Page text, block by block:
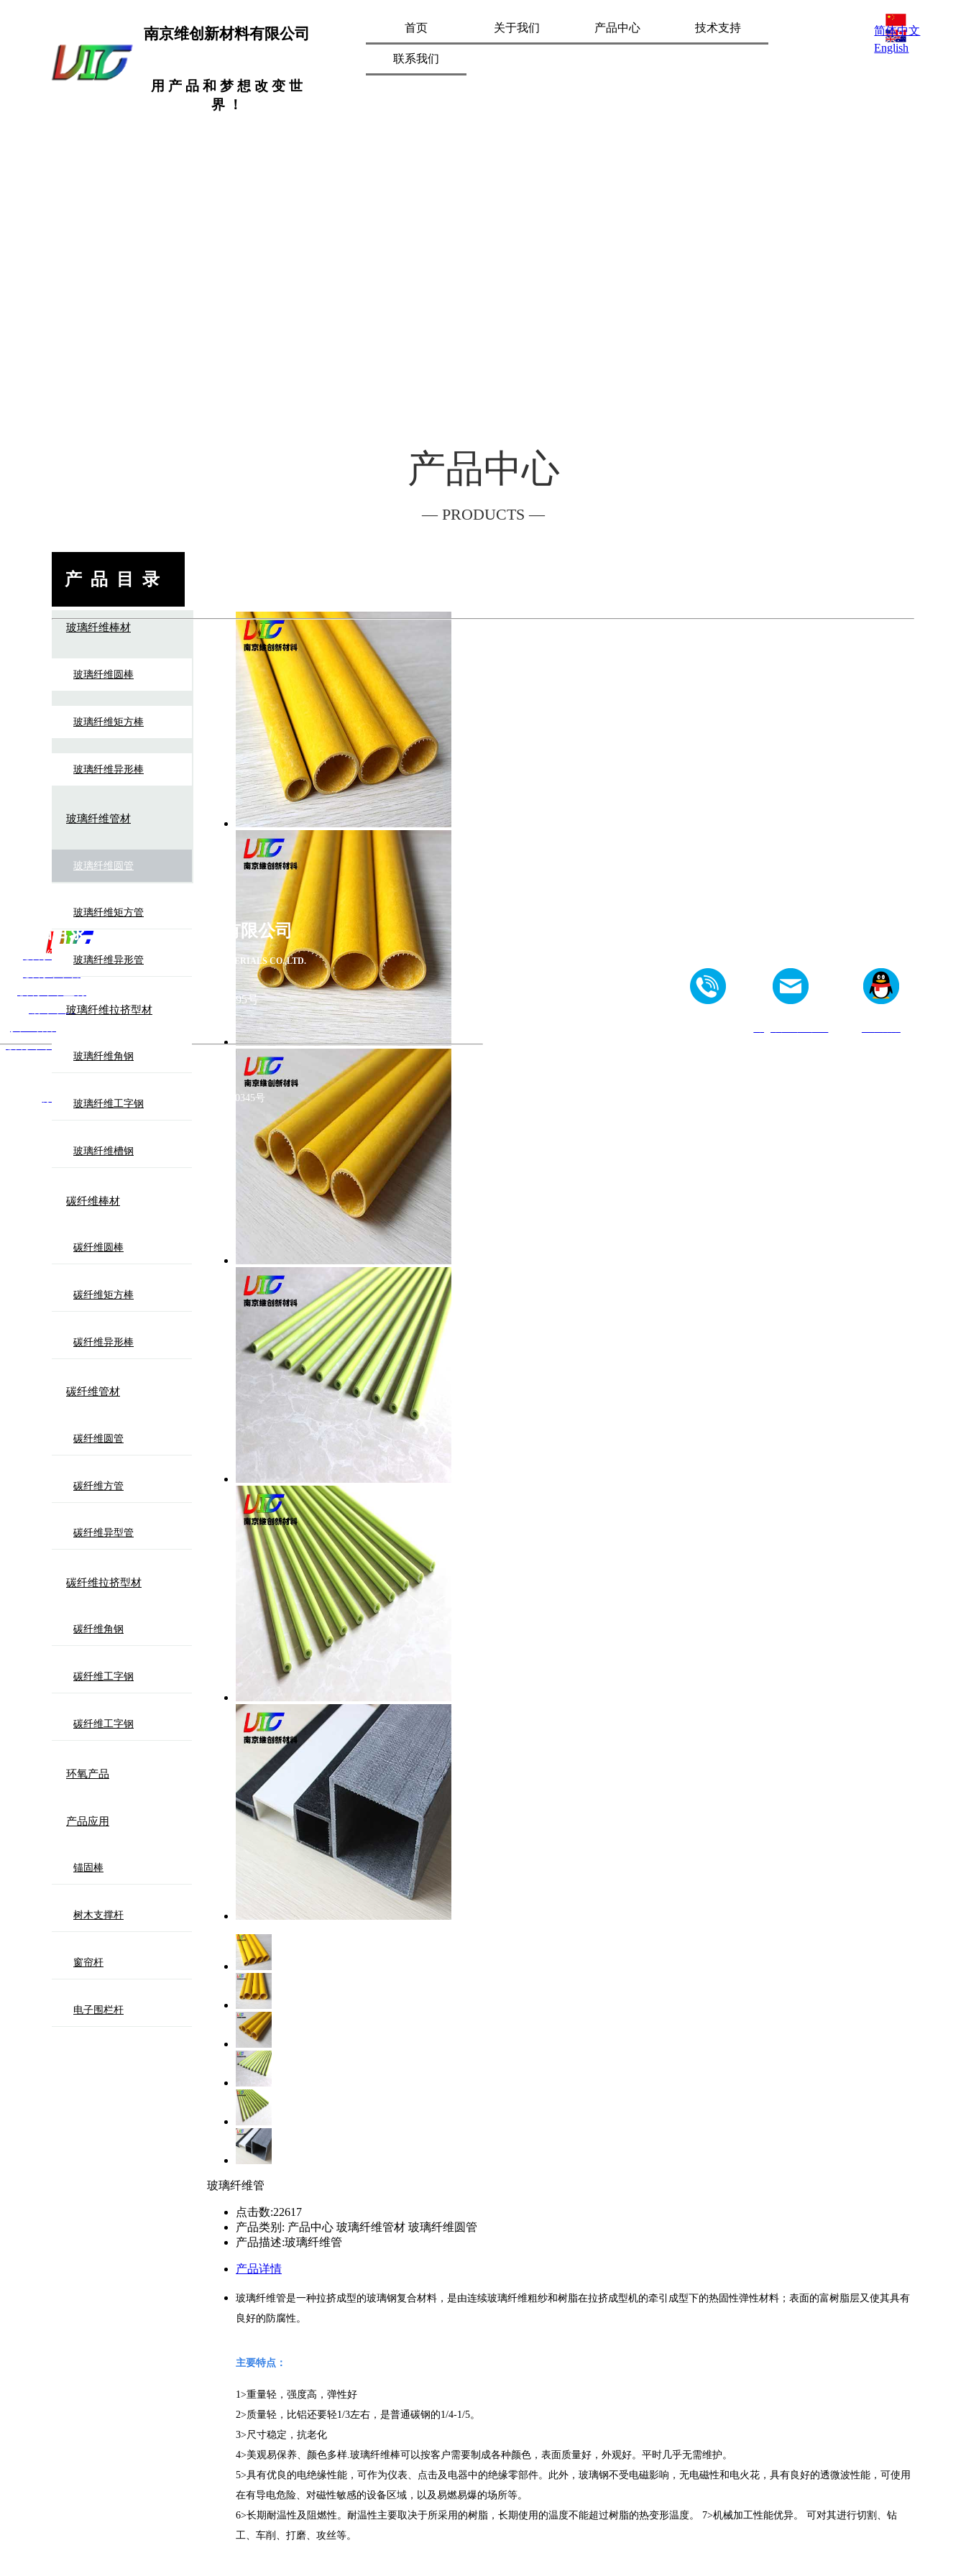
首页 关于我们 产品中心 技术支持
联系我们
南京维创新材料有限公司
用 产 品 和 梦想 改 变 世
界
！
简体中文
English
玻璃纤维棒材
玻璃纤维圆棒
玻璃纤维矩方棒
玻璃纤维异形棒
玻璃纤维管材
玻璃纤维圆管
玻璃纤维矩方管
玻璃纤维异形管
玻璃纤维拉挤型材
玻璃纤维角钢
玻璃纤维工字钢
玻璃纤维槽钢
碳纤维棒材
碳纤维圆棒
碳纤维矩方棒
碳纤维异形棒
碳纤维管材
碳纤维圆管
碳纤维方管
碳纤维异型管
碳纤维拉挤型材
碳纤维角钢
碳纤维工字钢
碳纤维工字钢
环氧产品
产品应用
锚固棒
树木支撑杆
窗帘杆
电子围栏杆
产品中心
— PRODUCTS —
产 品 目 录
玻璃纤维管
点击数:22617
产品类别: 产品中心 玻璃纤维管材 玻璃纤维圆管
产品描述:玻璃纤维管
产品详情
玻璃纤维管是一种拉挤成型的玻璃钢复合材料，是由连续玻璃纤维粗纱和树脂在拉挤成型机的牵引成型下的热固性弹性材料；表面的富树脂层又使其具有
良好的防腐性。
主要特点：
1>重量轻，强度高，弹性好
2>质量轻，比铝还要轻1/3左右，是普通碳钢的1/4-1/5。
3>尺寸稳定，抗老化
4>美观易保养、颜色多样.玻璃纤维棒可以按客户需要制成各种颜色，表面质量好，外观好。平时几乎无需维护。
5>具有优良的电绝缘性能，可作为仪表、点击及电器中的绝缘零部件。此外，玻璃钢不受电磁影响，无电磁性和电火花，具有良好的透微波性能，可使用
在有导电危险、对磁性敏感的设备区域，以及易燃易爆的场所等。
6>长期耐温性及阻燃性。耐温性主要取决于所采用的树脂，长期使用的温度不能超过树脂的热变形温度。
7>机械加工性能优异。 可对其进行切割、钻
工、车削、打磨、攻丝等。
料有限公司
NANJING VIC ADVANCED MATERIALS CO.,LTD.
地址：江苏省南京市江宁区上元大街395号
传真：025-52281368
QQ：896001603
产品目录
玻璃纤维棒
碳纤维棒
玻璃纤维树木支撑
电子围栏纤维杆
苏ICP备13033235号苏公网安备 32011502010345号